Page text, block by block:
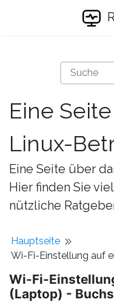
Eine
Linux-
Eine Seite über
Hier finden Sie
nützliche
Hauptseite
Wi-Fi-Einstellung auf
Wi-Fi-
(Laptop) -